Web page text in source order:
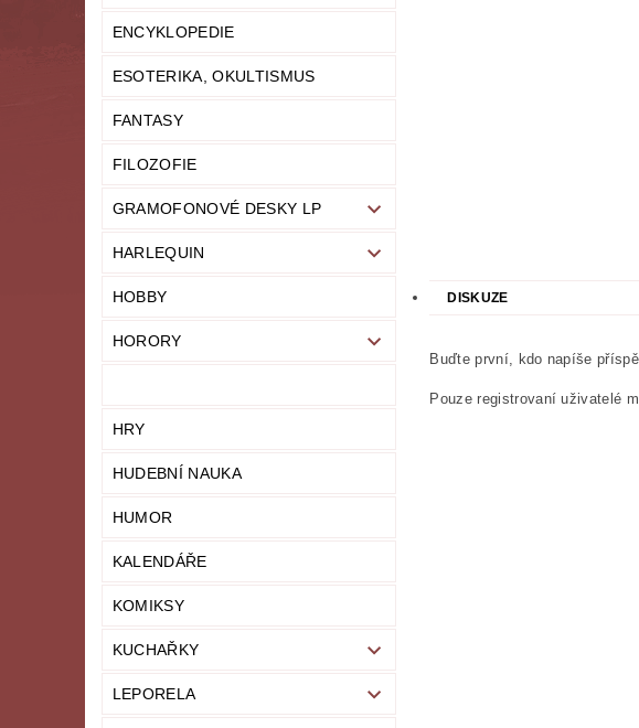
ENCYKLOPEDIE
ESOTERIKA, OKULTISMUS
FANTASY
FILOZOFIE
GRAMOFONOVÉ DESKY LP
HARLEQUIN
HOBBY
HORORY
HRY
HUDEBNÍ NAUKA
HUMOR
KALENDÁŘE
KOMIKSY
KUCHAŘKY
LEPORELA
DISKUZE
Buďte první, kdo napíše
Pouze registrovaní uživatelé